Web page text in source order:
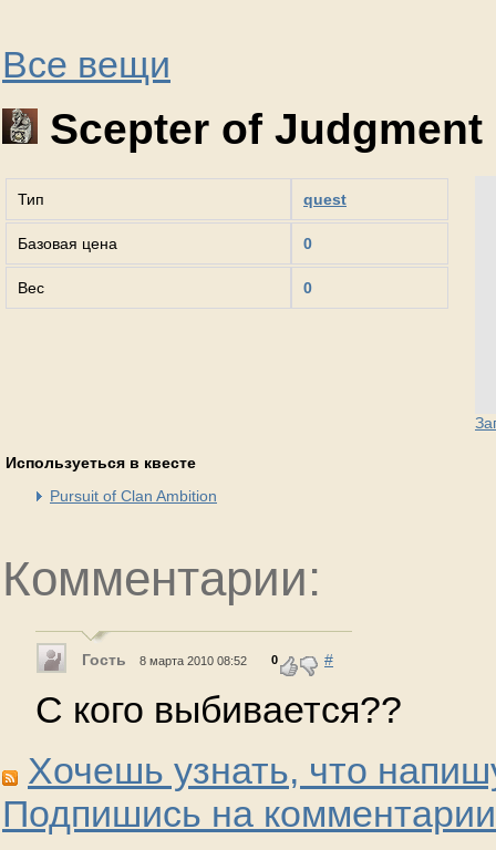
Все вещи
Scepter of Judgment
Тип quest
Базовая цена 0
Вес 0
Используеться в квесте
Pursuit of Clan Ambition
Комментарии:
Гость 8 марта 2010 08:52 0 #
С кого выбивается??
Хочешь узнать, что
Подпишись на